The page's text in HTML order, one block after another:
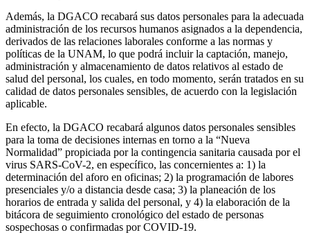
Además, la DGACO recabará sus datos personales para la adecuada
administración de los recursos humanos asignados a la dependencia,
derivados de las relaciones laborales conforme a las normas y
políticas de la UNAM, lo que podrá incluir la captación, manejo,
administración y almacenamiento de datos relativos al estado de
salud del personal, los cuales, en todo momento, serán tratados en su
calidad de datos personales sensibles, de acuerdo con la legislación
aplicable.
En efecto, la DGACO recabará algunos datos personales sensibles
para la toma de decisiones internas en torno a la “Nueva
Normalidad” propiciada por la contingencia sanitaria causada por el
virus SARS-CoV-2, en específico, las concernientes a: 1) la
determinación del aforo en oficinas; 2) la programación de labores
presenciales y/o a distancia desde casa; 3) la planeación de los
horarios de entrada y salida del personal, y 4) la elaboración de la
bitácora de seguimiento cronológico del estado de personas
sospechosas o confirmadas por COVID-19.